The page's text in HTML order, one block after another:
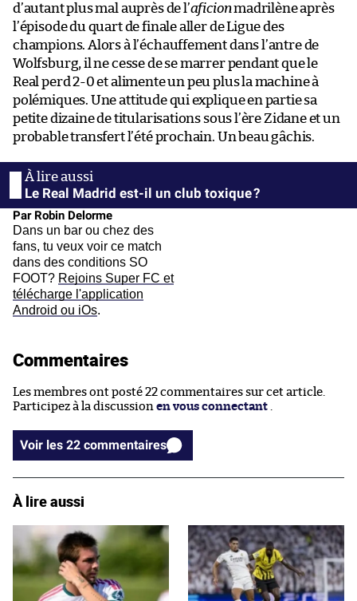
d’autant plus mal auprès de l’aficionmadrilène après
l’épisode du quart de finale aller de Ligue des
champions. Alors à l’échauffement dans l’antre de
Wolfsburg, il ne cesse de se marrer pendant que le
Real perd 2-0 et alimente un peu plus la machine à
polémiques. Une attitude qui explique en partie sa
petite dizaine de titularisations sous l’ère Zidane et un
probable transfert l’été prochain. Un beau gâchis.
Le Real Madrid est-il un club toxique ?
Par Robin Delorme
Dans un bar ou chez des
fans, tu veux voir ce match
dans des conditions SO
FOOT? Rejoins Super FC et
télécharge l'application
Android ou iOs.
Commentaires
Les membres ont posté 22 commentaires sur cet article.
Participez à la discussion en vous connectant
Voir les 22 commentaires
À lire aussi